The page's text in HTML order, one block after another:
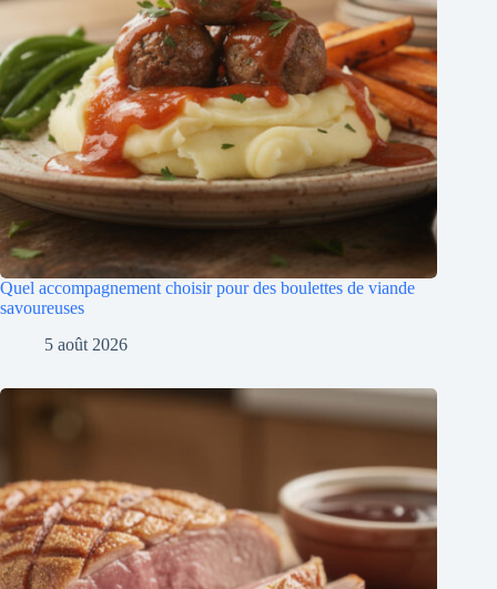
Quel accompagnement choisir pour des boulettes de viande
savoureuses
5 août 2026